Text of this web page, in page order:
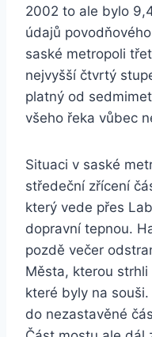
2002 to ale bylo
údajů
saské metropoli
nejvyšší čtvrtý
platný od
všeho řeka vůbec
Situaci v saské
středeční zřícení
který vede přes
dopravní tepnou.
pozdě večer
Města, kterou
které byly na
do nezastavěné